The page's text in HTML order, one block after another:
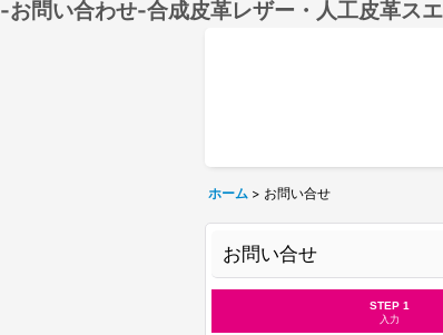
-お問い合わせ-合成皮革レザー・人工皮革ス
ホーム > お問い合せ
お問い合せ
STEP 1
入力